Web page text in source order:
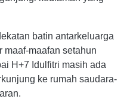
batin antarkeluarga
maaf-maafan setahun
H+7 Idulfitri masih ada
ke rumah saudara-